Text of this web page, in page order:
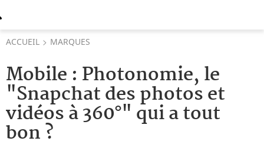
ACCUEIL MARQUES
Mobile : Photonomie, le
"Snapchat des photos et
vidéos à 360°" qui a tout
bon ?